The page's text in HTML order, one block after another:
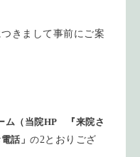
きまして事前にご案
ム（当院HP 『来院さ
電話」 の2とおりござ